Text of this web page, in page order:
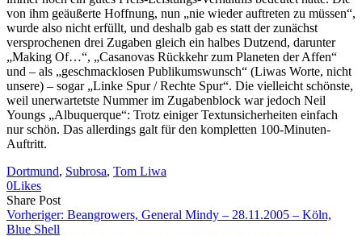
von ihm geäußerte Hoffnung, nun „nie wieder auftreten zu müssen“,
wurde also nicht erfüllt, und deshalb gab es statt der zunächst
versprochenen drei Zugaben gleich ein halbes Dutzend, darunter
„Making Of…“, „Casanovas Rückkehr zum Planeten der Affen“
und – als „geschmacklosen Publikumswunsch“ (Liwas Worte, nicht
unsere) – sogar „Linke Spur / Rechte Spur“. Die vielleicht schönste,
weil unerwartetste Nummer im Zugabenblock war jedoch Neil
Youngs „Albuquerque“: Trotz einiger Textunsicherheiten einfach
nur schön. Das allerdings galt für den kompletten 100-Minuten-
Auftritt.
Dortmund, Subrosa, Tom Liwa
0Likes
Share PostShare
on
Copy
URL
Send
Link
Vorheriger: Beangrowers, General Mindy – 28.11.2005 – Köln,
Blue Shell